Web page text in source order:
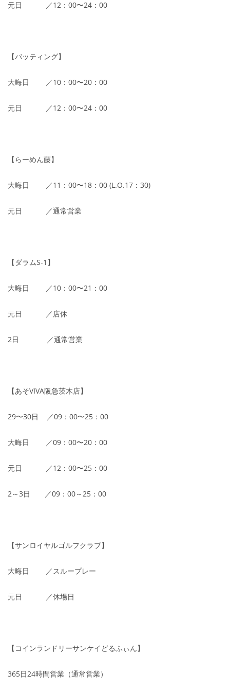
元日 ／12：00〜24：00
【バッティング】
大晦日 ／10：00〜20：00
元日 ／12：00〜24：00
【らーめん藤】
大晦日 ／11：00〜18：00 (L.O.17：30)
元日 ／通常営業
【ダラムS-1】
大晦日 ／10：00〜21：00
元日 ／店休
2日 ／通常営業
【あそVIVA阪急茨木店】
29〜30日 ／09：00〜25：00
大晦日 ／09：00〜20：00
元日 ／12：00〜25：00
2～3日 ／09：00～25：00
【サンロイヤルゴルフクラブ】
大晦日 ／スループレー
元日 ／休場日
【コインランドリーサンケイどるふぃん】
365日24時間営業（通常営業）